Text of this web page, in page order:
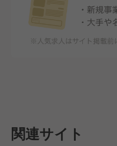
関連サイト